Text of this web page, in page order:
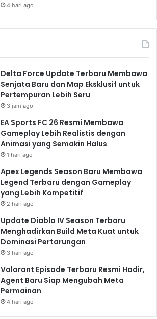
4 hari ago
Delta Force Update Terbaru Membawa
Senjata Baru dan Map Eksklusif untuk
Pertempuran Lebih Seru
3 jam ago
EA Sports FC 26 Resmi Membawa
Gameplay Lebih Realistis dengan
Animasi yang Semakin Halus
1 hari ago
Apex Legends Season Baru Membawa
Legend Terbaru dengan Gameplay
yang Lebih Kompetitif
2 hari ago
Update Diablo IV Season Terbaru
Menghadirkan Build Meta Kuat untuk
Dominasi Pertarungan
3 hari ago
Valorant Episode Terbaru Resmi Hadir,
Agent Baru Siap Mengubah Meta
Permainan
4 hari ago